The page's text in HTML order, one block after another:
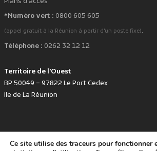
*Numéro vert : 0800 605 605
(appel gratuit à la Réunion à partir d'un poste fixe).
Téléphone : 0262 32 12 12
Territoire de l'Ouest
BP 50049 – 97822 Le Port Cedex
Ile de La Réunion
Développé avec favoritepar le Territoire de l'Ouest ©
Ce site utilise des traceurs pour fonctionner